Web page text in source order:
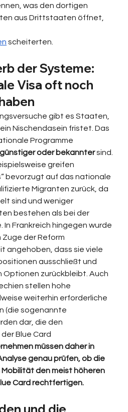
was den dortigen
aus Drittstaaten öffnet,
scheiterten.
der Systeme:
Visa oft noch
gibt es Staaten,
ein Nischendasein fristet. Das
Programme
oder bekannter sind.
greifen
bevorzugt auf das nationale
Migranten zurück, da
sind und weniger
bestehen als bei der
In Frankreich hingegen wurde
der Reform
angehoben, dass sie viele
ausschließt und
zurückbleibt. Auch
stellen hohe
weiterhin erforderliche
(die sogenannte
dar, die den
Blue Card
müssen daher in
genau prüfen, ob die
den meist höheren
Card rechtfertigen.